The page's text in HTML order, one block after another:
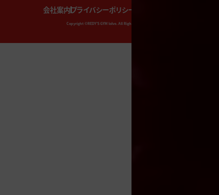
会社案内プライバシーポリシー
Copyright ©REDY’S GYM loIve. All Rights Reserved.